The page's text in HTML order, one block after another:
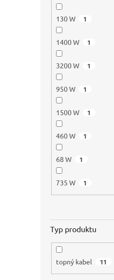
130 W 1
1400 W 1
3200 W 1
950 W 1
1500 W 1
460 W 1
68 W 1
735 W 1
Typ produktu
topný kabel 11